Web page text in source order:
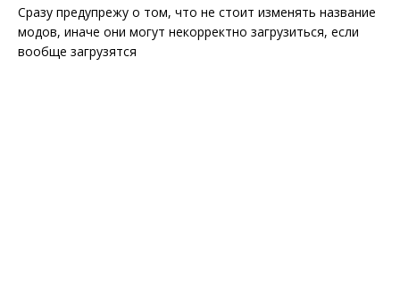
Сразу предупрежу о том, что не стоит изменять название
модов, иначе они могут некорректно загрузиться, если
вообще загрузятся